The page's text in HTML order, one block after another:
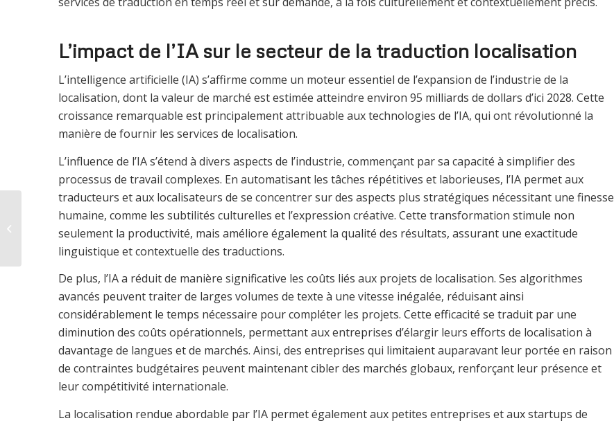
L’impact de l’IA sur le secteur de la traduction localisation
L’intelligence artificielle (IA) s’affirme comme un moteur essentiel de l’expansion de l’industrie de la
localisation, dont la valeur de marché est estimée atteindre environ 95 milliards de dollars d’ici 2028. Cette
croissance remarquable est principalement attribuable aux technologies de l’IA, qui ont révolutionné la
manière de fournir les services de localisation.
L’influence de l’IA s’étend à divers aspects de l’industrie, commençant par sa capacité à simplifier des
processus de travail complexes. En automatisant les tâches répétitives et laborieuses, l’IA permet aux
traducteurs et aux localisateurs de se concentrer sur des aspects plus stratégiques nécessitant une finesse
humaine, comme les subtilités culturelles et l’expression créative. Cette transformation stimule non
seulement la productivité, mais améliore également la qualité des résultats, assurant une exactitude
linguistique et contextuelle des traductions.
De plus, l’IA a réduit de manière significative les coûts liés aux projets de localisation. Ses algorithmes
avancés peuvent traiter de larges volumes de texte à une vitesse inégalée, réduisant ainsi
considérablement le temps nécessaire pour compléter les projets. Cette efficacité se traduit par une
diminution des coûts opérationnels, permettant aux entreprises d’élargir leurs efforts de localisation à
davantage de langues et de marchés. Ainsi, des entreprises qui limitaient auparavant leur portée en raison
de contraintes budgétaires peuvent maintenant cibler des marchés globaux, renforçant leur présence et
leur compétitivité internationale.
La localisation rendue abordable par l’IA permet également aux petites entreprises et aux startups de
un écosystème
numérique pour le
secteur de la cultur...